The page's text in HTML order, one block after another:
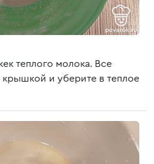
теплого молока. Все
и уберите в теплое